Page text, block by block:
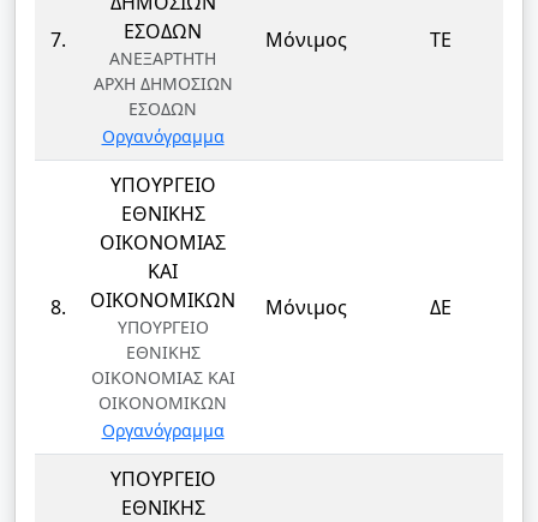
7.
ΕΣΟΔΩΝ
ΑΝΕΞΑΡΤΗΤΗ
ΑΡΧΗ ΔΗΜΟΣΙΩΝ
ΕΣΟΔΩΝ
Οργανόγραμμα
Μόνιμος ΤΕ
8.
ΥΠΟΥΡΓΕΙΟ
ΕΘΝΙΚΗΣ
ΟΙΚΟΝΟΜΙΑΣ
ΚΑΙ
ΟΙΚΟΝΟΜΙΚΩΝ
ΥΠΟΥΡΓΕΙΟ
ΕΘΝΙΚΗΣ
ΟΙΚΟΝΟΜΙΑΣ ΚΑΙ
ΟΙΚΟΝΟΜΙΚΩΝ
Οργανόγραμμα
Μόνιμος ΔΕ
ΥΠΟΥΡΓΕΙΟ
ΕΘΝΙΚΗΣ